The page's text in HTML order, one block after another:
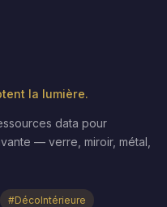
la lumière.
data pour
— verre, miroir, métal,
#DécoIntérieure